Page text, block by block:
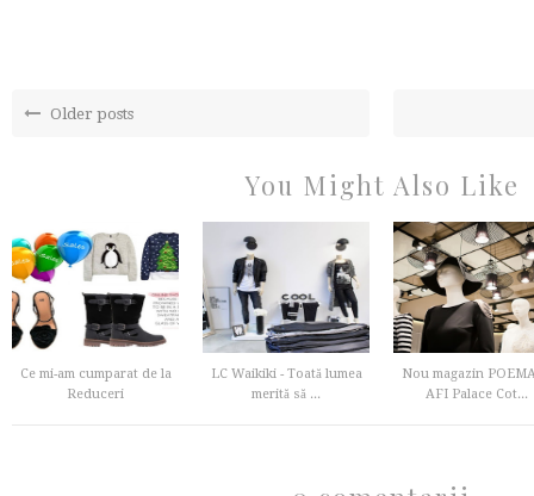
Older posts
You Might Also Like
Ce mi-am cumparat de la
Reduceri
LC Waikiki - Toată lumea
merită să ...
Nou magazin
AFI Palace Cot...